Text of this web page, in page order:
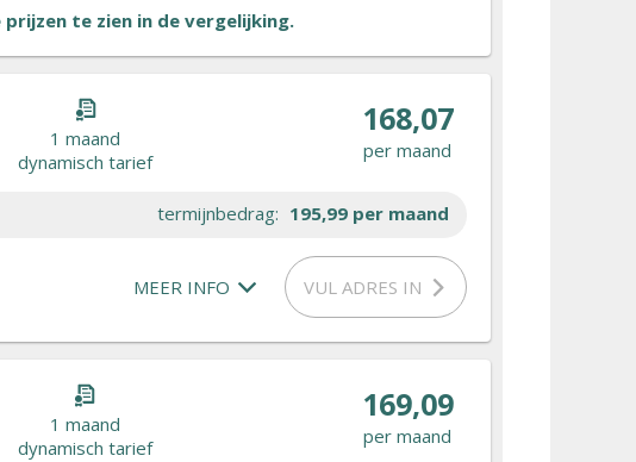
te zien in de vergelijking.
1 maand
dynamisch tarief
168,07
per maand
termijnbedrag: 195,99 per maand
MEER INFO VUL ADRES IN
1 maand
dynamisch tarief
169,09
per maand